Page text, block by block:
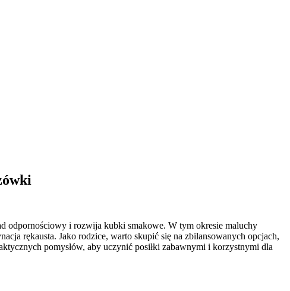
odpornościowy i rozwija kubki smakowe. W tym okresie maluchy
rękausta. Jako rodzice, warto skupić się na zbilansowanych opcjach,
pomysłów, aby uczynić posiłki zabawnymi i korzystnymi dla